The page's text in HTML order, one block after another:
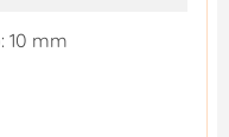
10 mm